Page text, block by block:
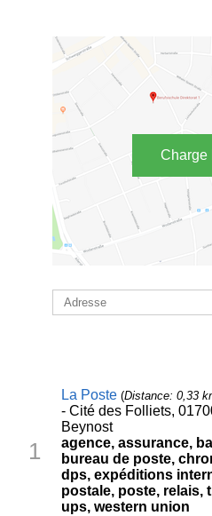
Charge
1
La Poste(Distance: 0,33
- Cité des Folliets,
Beynost
agence, assurance,
bureau de poste,
dps, expéditions
postale, poste, relais,
ups, western union